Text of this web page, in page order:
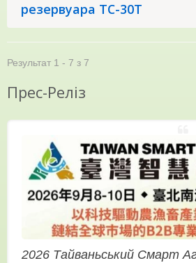
резервуара TC-30T
Результат 1 - 7 з 7
Прес-Реліз
2026 Тайваньський Смарт